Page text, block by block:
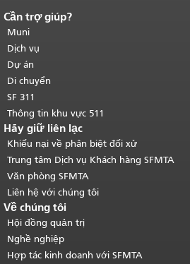
Kết thúc nội dung trang.
của trang này được lặp lại trên mọi
trang.Quay lại đầu trang nội dung
chính.
Cần trợ giúp?
Muni
Dịch vụ
Dự án
Di chuyển
SF 311
Thông tin khu vực 511
Hãy giữ liên lạc
Khiếu nại về phân biệt đối xử
Trung tâm Dịch vụ Khách hàng SFMTA
Văn phòng SFMTA
Liên hệ với chúng tôi
Về chúng tôi
Hội đồng quản trị
Nghề nghiệp
Hợp tác kinh doanh với SFMTA